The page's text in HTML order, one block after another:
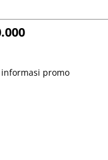
promo